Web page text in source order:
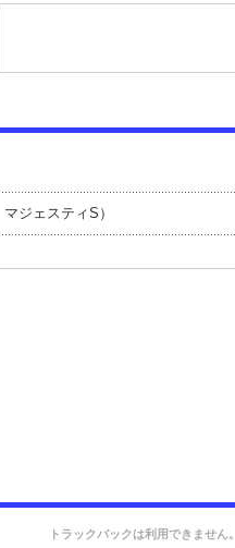
ジェスティS）
トラックバックは利用できません。